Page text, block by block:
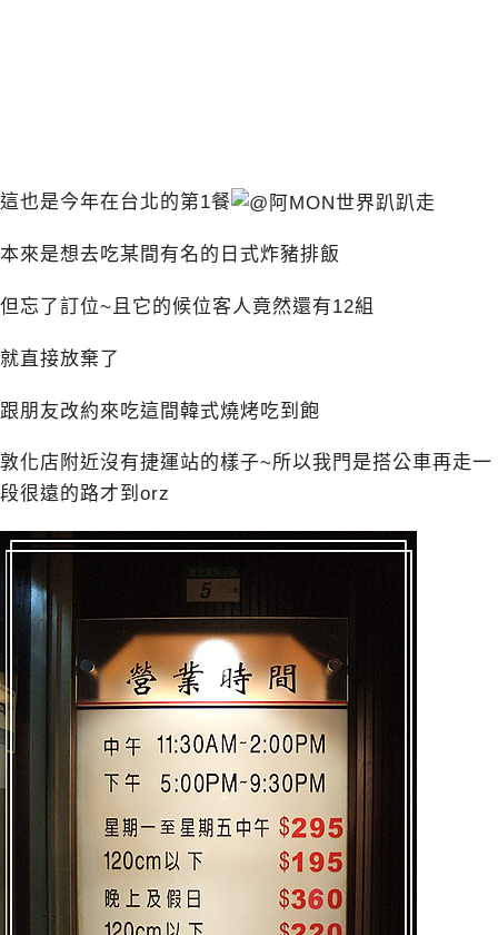
這也是今年在台北的第1餐
本來是想去吃某間有名的日式炸豬排飯
但忘了訂位~且它的候位客人竟然還有12組
就直接放棄了
跟朋友改約來吃這間韓式燒烤吃到飽
敦化店附近沒有捷運站的樣子~所以我門是搭公車再走一
段很遠的路才到orz